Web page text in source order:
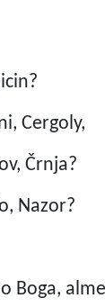
Cergoly,
Črnja?
Nazor?
Boga,